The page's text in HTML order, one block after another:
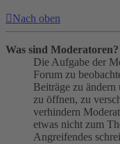
Nach oben
Was sind Moderatoren?
Die Aufgabe der
Forum zu
Beiträge zu
zu öffnen, zu
verhindern
etwas nicht zum
Angreifendes